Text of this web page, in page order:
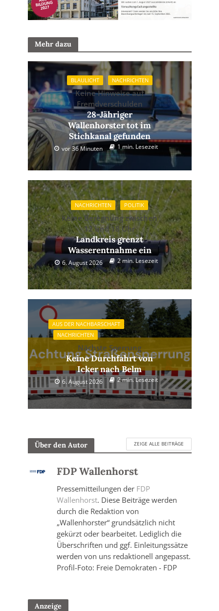
Mehr dazu
BLAULICHT NACHRICHTEN
Keine Hinweise auf
Fremdverschulden
28-Jähriger
Wallenhorster tot im
Stichkanal gefunden
vor 36 Minuten 1 min. Lesezeit
NACHRICHTEN POLITIK
Keine Beregnung zwischen
12 und 18 Uhr
Landkreis grenzt
Wasserentnahme ein
6. August 2026 2 min. Lesezeit
AUS DER NACHBARSCHAFT
NACHRICHTEN
Nächste Sperrung
Keine Durchfahrt von
Icker nach Belm
6. August 2026 2 min. Lesezeit
Über den Autor ZEIGE ALLE BEITRÄGE
FDP Wallenhorst
Pressemitteilungen der FDP
Wallenhorst. Diese Beiträge werden
durch die Redaktion von
„Wallenhorster“ grundsätzlich nicht
gekürzt oder bearbeitet. Lediglich die
Überschriften und ggf. Einleitungssätze
werden von uns redaktionell angepasst.
Profil-Foto: Freie Demokraten - FDP
Anzeige